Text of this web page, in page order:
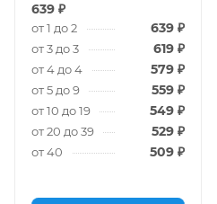
639 ₽
от 1 до 2 639₽
от 3 до 3 619₽
от 4 до 4 579₽
от 5 до 9 559₽
от 10 до 19 549₽
от 20 до 39 529₽
от 40 509₽